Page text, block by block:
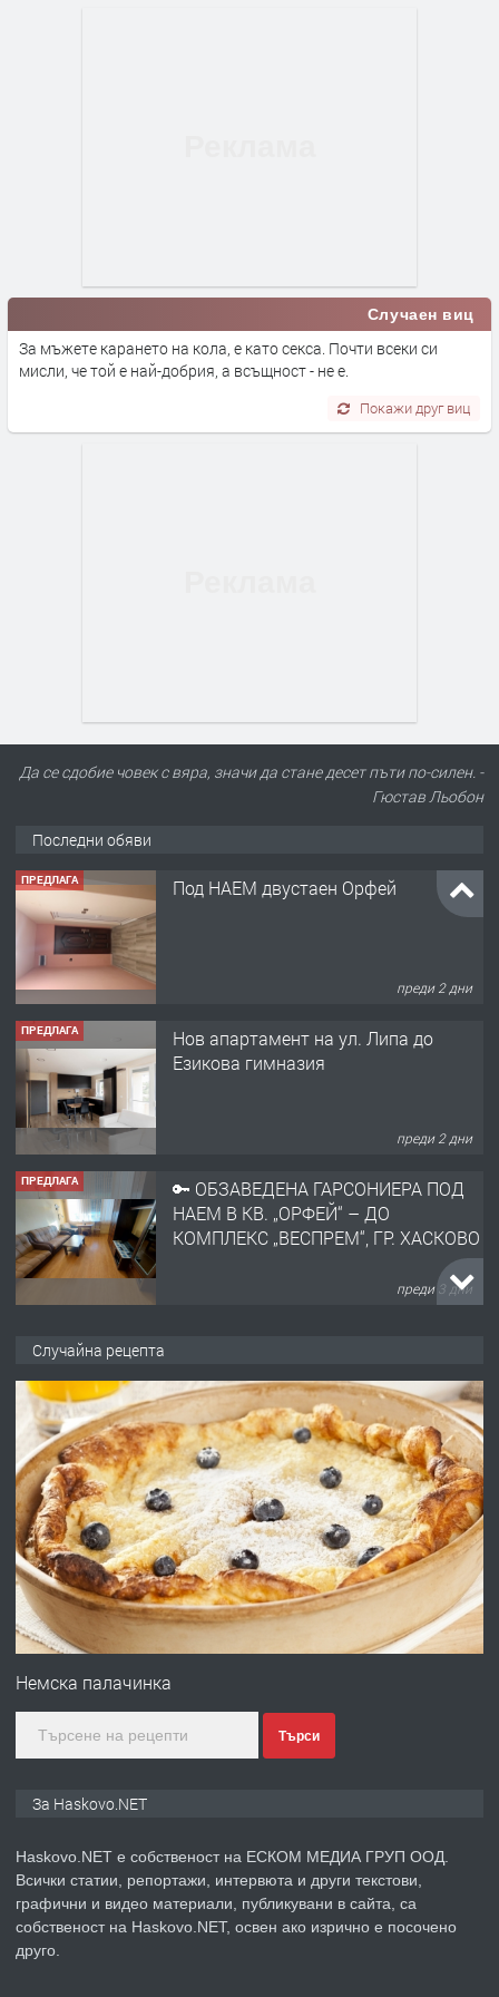
Случаен виц
За мъжете карането на кола, е като секса. Почти всеки си
мисли, че той е най-добрия, а всъщност - не е.
Покажи друг виц
Да се сдобие човек с вяра, значи да стане десет пъти по-силен. -
Гюстав Льобон
Последни обяви
ПРЕДЛАГА Под НАЕМ двустаен Орфей
преди 2 дни
ПРЕДЛАГА
Нов апартамент на ул. Липа до
Езикова гимназия
преди 2 дни
ПРЕДЛАГА
🔑 ОБЗАВЕДЕНА ГАРСОНИЕРА ПОД
НАЕМ В КВ. „ОРФЕЙ“ – ДО
КОМПЛЕКС „ВЕСПРЕМ“, ГР. ХАСКОВО
преди 3 дни
АПАРТАМЕНТ В ЦЕНТЪРА НА ГР.
ХАСКОВО
преди 4 дни
ПРЕДЛАГА Давам гараж под наем
преди 4 дни
ПРЕДЛАГА
№4120 Магазин/Офис под наем в кв.
преди 5 дни
ПРЕДЛАГА
Продавам парцел в гр. Хасково кв.
Случайна рецепта
Немска палачинка
Търси
За Haskovo.NET
Haskovo.NET е собственост на ЕСКОМ МЕДИА ГРУП ООД.
Всички статии, репортажи, интервюта и други текстови,
графични и видео материали, публикувани в сайта, са
собственост на Haskovo.NET, освен ако изрично е посочено
друго.